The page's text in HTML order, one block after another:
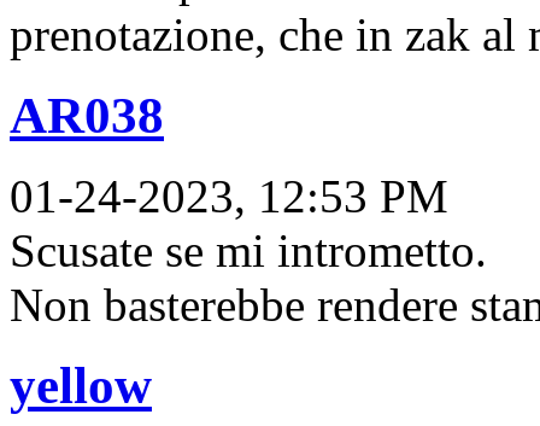
prenotazione, che in zak al
AR038
01-24-2023, 12:53 PM
Scusate se mi intrometto.
Non basterebbe rendere
yellow